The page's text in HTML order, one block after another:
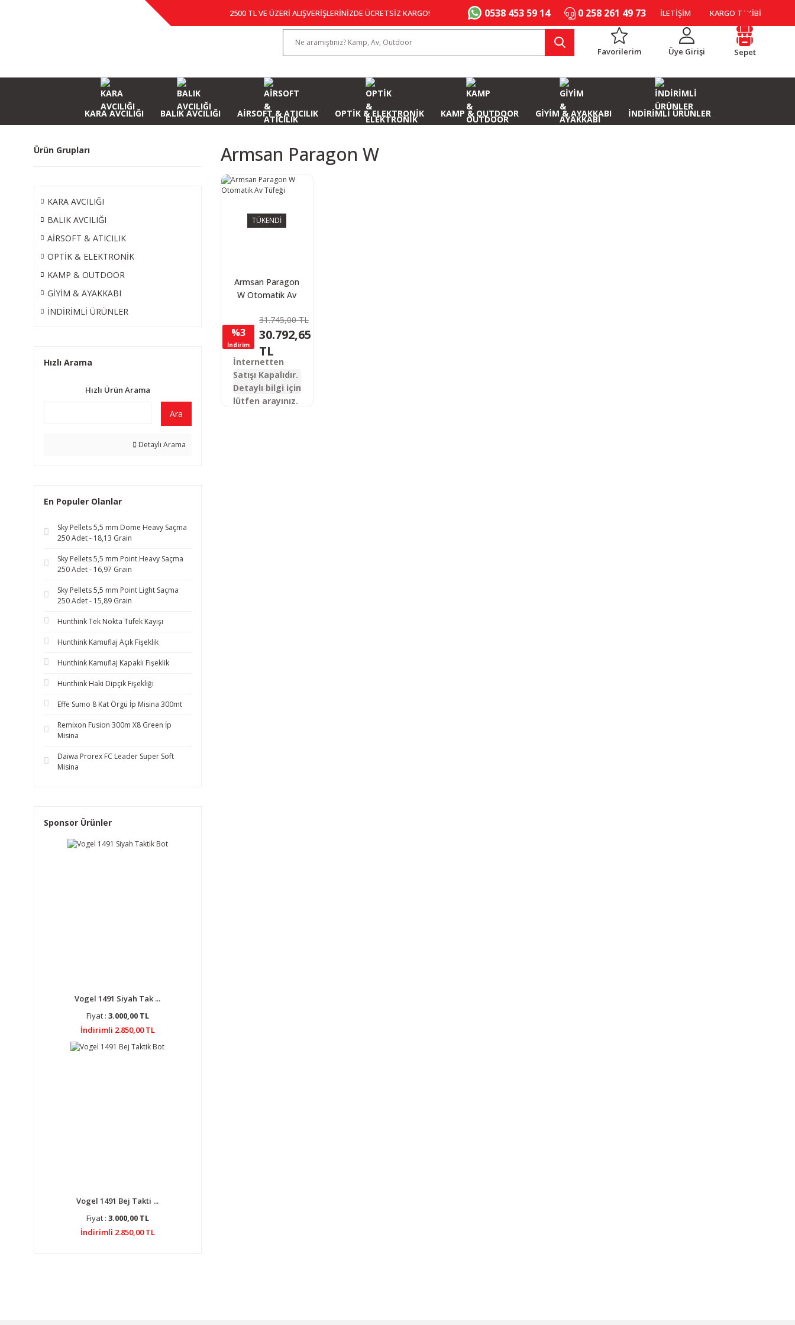
2500 TL VE ÜZERİ ALIŞVERİŞLERİNİZDE ÜCRETSİZ KARGO! 0538 453 59 14 0 258 261 49 73 İLETİŞİM KARGO TAKİBİ
Favorilerim Üye Girişi Sepet
KARA AVCILIĞI BALIK AVCILIĞI AİRSOFT & ATICILIK OPTİK & ELEKTRONİK KAMP & OUTDOOR GİYİM & AYAKKABI İNDİRİMLİ ÜRÜNLER
Ürün Grupları
KARA AVCILIĞI
BALIK AVCILIĞI
AİRSOFT & ATICILIK
OPTİK & ELEKTRONİK
KAMP & OUTDOOR
GİYİM & AYAKKABI
İNDİRİMLİ ÜRÜNLER
Hızlı Arama
Hızlı Ürün Arama
Ara
Detaylı Arama
En Populer Olanlar
Sky Pellets 5,5 mm Dome Heavy Saçma
250 Adet - 18,13 Grain
Sky Pellets 5,5 mm Point Heavy Saçma
250 Adet - 16,97 Grain
Sky Pellets 5,5 mm Point Light Saçma
250 Adet - 15,89 Grain
Hunthink Tek Nokta Tüfek Kayışı
Hunthink Kamuflaj Açık Fişeklik
Hunthink Kamuflaj Kapaklı Fişeklik
Hunthink Haki Dipçik Fişekliği
Effe Sumo 8 Kat Örgü İp Misina 300mt
Remixon Fusion 300m X8 Green İp
Misina
Daiwa Prorex FC Leader Super Soft
Misina
Sponsor Ürünler
Vogel 1491 Siyah Tak ...
Fiyat : 3.000,00 TL
İndirimli 2.850,00 TL
Vogel 1491 Bej Takti ...
Fiyat : 3.000,00 TL
İndirimli 2.850,00 TL
Armsan Paragon W
TÜKENDİ
Armsan Paragon
W Otomatik Av
%3
İndirim
31.745,00 TL
30.792,65
TL
İnternetten
Satışı Kapalıdır.
Detaylı bilgi için
lütfen arayınız.